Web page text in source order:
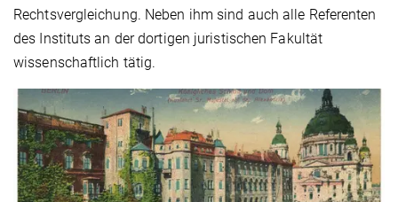
Rechtsvergleichung. Neben ihm sind auch alle Referenten
des Instituts an der dortigen juristischen Fakultät
wissenschaftlich tätig.